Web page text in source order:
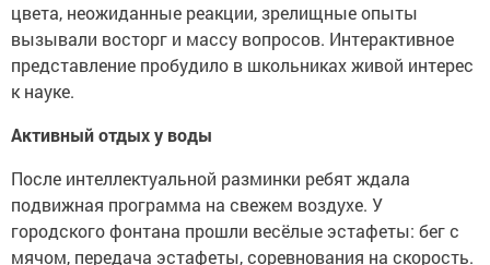
цвета, неожиданные реакции, зрелищные опыты
вызывали восторг и массу вопросов. Интерактивное
представление пробудило в школьниках живой интерес
к науке.
Активный отдых у воды
После интеллектуальной разминки ребят ждала
подвижная программа на свежем воздухе. У
городского фонтана прошли весёлые эстафеты: бег с
мячом, передача эстафеты, соревнования на скорость.